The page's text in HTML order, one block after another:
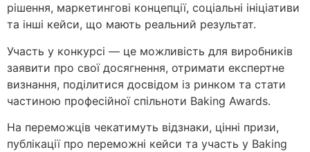
рішення, маркетингові концепції, соціальні ініціативи
та інші кейси, що мають реальний результат.
Участь у конкурсі — це можливість для виробників
заявити про свої досягнення, отримати експертне
визнання, поділитися досвідом із ринком та стати
частиною професійної спільноти Baking Awards.
На переможців чекатимуть відзнаки, цінні призи,
публікації про переможні кейси та участь у Baking